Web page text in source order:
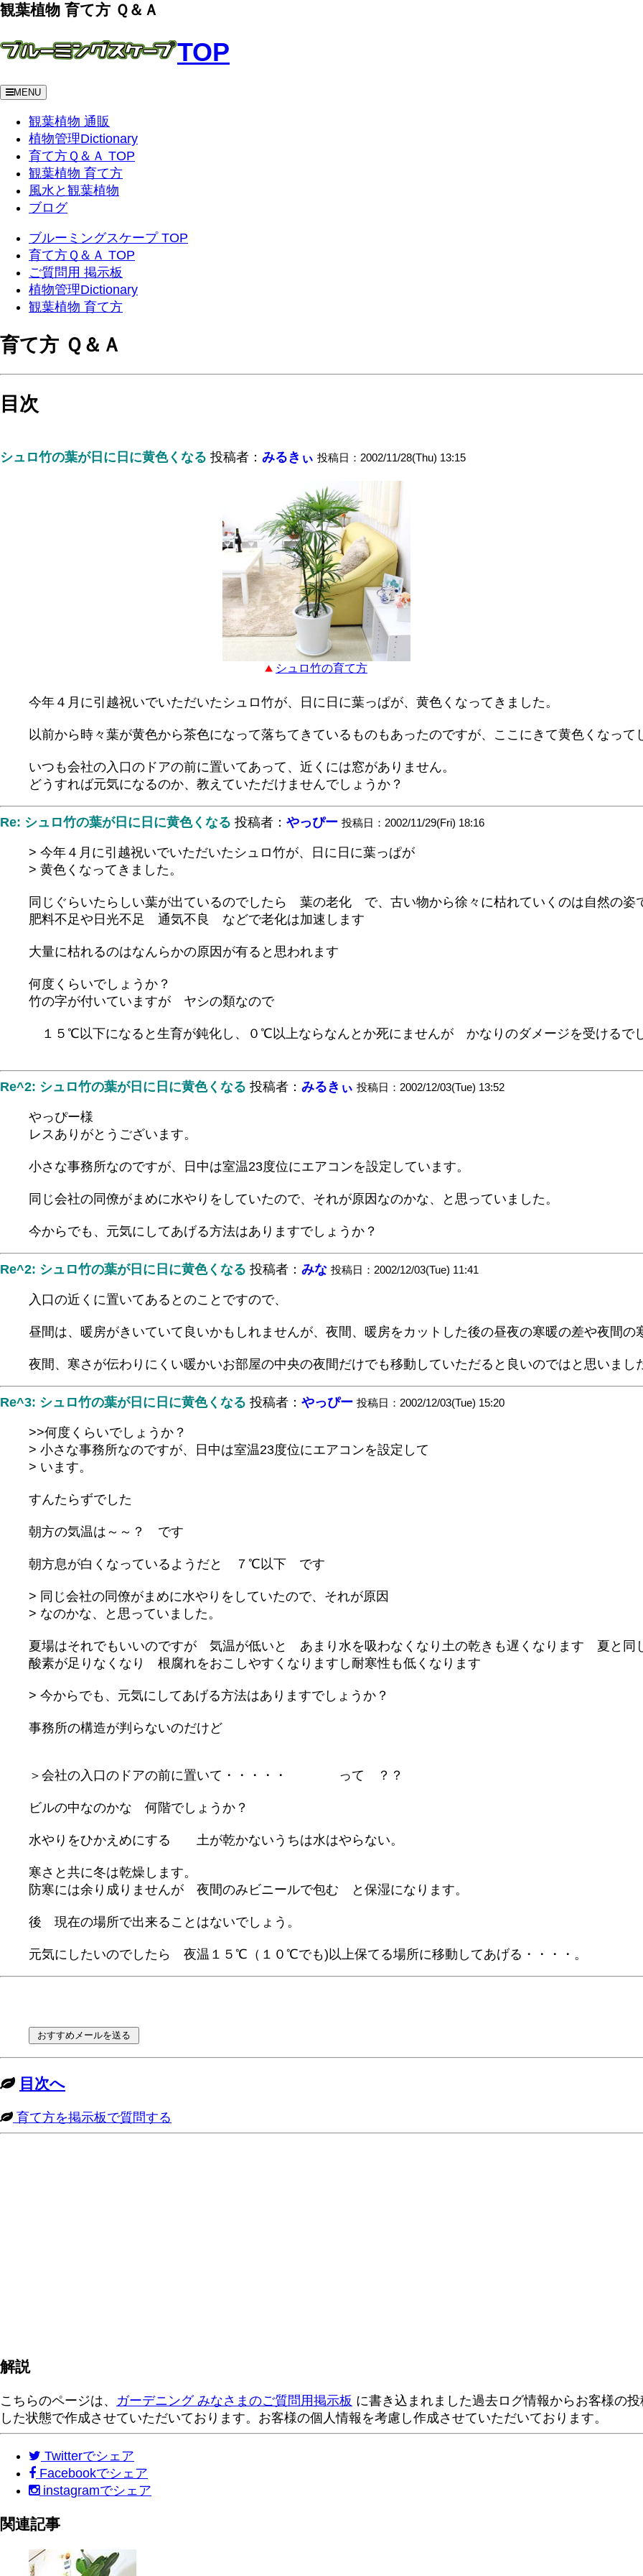
観葉植物 育て方 Ｑ＆Ａ
TOP
MENU
観葉植物 通販
植物管理Dictionary
育て方Ｑ＆Ａ TOP
観葉植物 育て方
風水と観葉植物
ブログ
ブルーミングスケープ TOP
育て方Ｑ＆Ａ TOP
ご質問用 掲示板
植物管理Dictionary
観葉植物 育て方
育て方 Ｑ＆Ａ
目次
シュロ竹の葉が日に日に黄色くなる 投稿者： みるきぃ 投稿日：2002/11/28(Thu) 13:15
シュロ竹の育て方
今年４月に引越祝いでいただいたシュロ竹が、日に日に葉っぱが、黄色くなってきました。
以前から時々葉が黄色から茶色になって落ちてきているものもあったのですが、ここにきて黄色くなっ
いつも会社の入口のドアの前に置いてあって、近くには窓がありません。
どうすれば元気になるのか、教えていただけませんでしょうか？
Re: シュロ竹の葉が日に日に黄色くなる 投稿者： やっぴー 投稿日：2002/11/29(Fri) 18:16
> 今年４月に引越祝いでいただいたシュロ竹が、日に日に葉っぱが
> 黄色くなってきました。
同じぐらいたらしい葉が出ているのでしたら 葉の老化 で、古い物から徐々に枯れていくのは自然の姿
肥料不足や日光不足 通気不良 などで老化は加速します
大量に枯れるのはなんらかの原因が有ると思われます
何度くらいでしょうか？
竹の字が付いていますが ヤシの類なので
１５℃以下になると生育が鈍化し、０℃以上ならなんとか死にませんが かなりのダメージを受けるで
Re^2: シュロ竹の葉が日に日に黄色くなる 投稿者： みるきぃ 投稿日：2002/12/03(Tue) 13:52
やっぴー様
レスありがとうございます。
小さな事務所なのですが、日中は室温23度位にエアコンを設定しています。
同じ会社の同僚がまめに水やりをしていたので、それが原因なのかな、と思っていました。
今からでも、元気にしてあげる方法はありますでしょうか？
Re^2: シュロ竹の葉が日に日に黄色くなる 投稿者： みな 投稿日：2002/12/03(Tue) 11:41
入口の近くに置いてあるとのことですので、
昼間は、暖房がきいていて良いかもしれませんが、夜間、暖房をカットした後の昼夜の寒暖の差や夜間の
夜間、寒さが伝わりにくい暖かいお部屋の中央の夜間だけでも移動していただると良いのではと思いまし
Re^3: シュロ竹の葉が日に日に黄色くなる 投稿者： やっぴー 投稿日：2002/12/03(Tue) 15:20
>>何度くらいでしょうか？
> 小さな事務所なのですが、日中は室温23度位にエアコンを設定して
> います。
すんたらずでした
朝方の気温は～～？ です
朝方息が白くなっているようだと ７℃以下 です
> 同じ会社の同僚がまめに水やりをしていたので、それが原因
> なのかな、と思っていました。
夏場はそれでもいいのですが 気温が低いと あまり水を吸わなくなり土の乾きも遅くなります 夏と同
酸素が足りなくなり 根腐れをおこしやすくなりますし耐寒性も低くなります
> 今からでも、元気にしてあげる方法はありますでしょうか？
事務所の構造が判らないのだけど
＞会社の入口のドアの前に置いて・・・・・ って ？？
ビルの中なのかな 何階でしょうか？
水やりをひかえめにする 土が乾かないうちは水はやらない。
寒さと共に冬は乾燥します。
防寒には余り成りませんが 夜間のみビニールで包む と保湿になります。
後 現在の場所で出来ることはないでしょう。
元気にしたいのでしたら 夜温１５℃（１０℃でも)以上保てる場所に移動してあげる・・・・。
目次へ
育て方を掲示板で質問する
解説
こちらのページは、 ガーデニング みなさまのご質問用掲示板 に書き込まれました過去ログ情報からお客様の
した状態で作成させていただいております。お客様の個人情報を考慮し作成させていただいております。
Twitterでシェア
Facebookでシェア
instagramでシェア
関連記事